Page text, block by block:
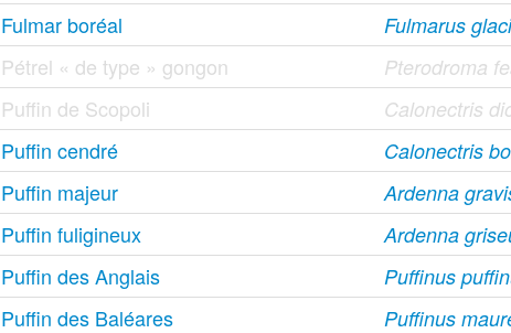
Fulmar boréal Fulmarus
Pétrel « de type » gongon Pterodroma
Puffin de Scopoli Calonectris
Puffin cendré Calonectris
Puffin majeur Ardenna
Puffin fuligineux Ardenna
Puffin des Anglais Puffinus
Puffin des Baléares Puffinus